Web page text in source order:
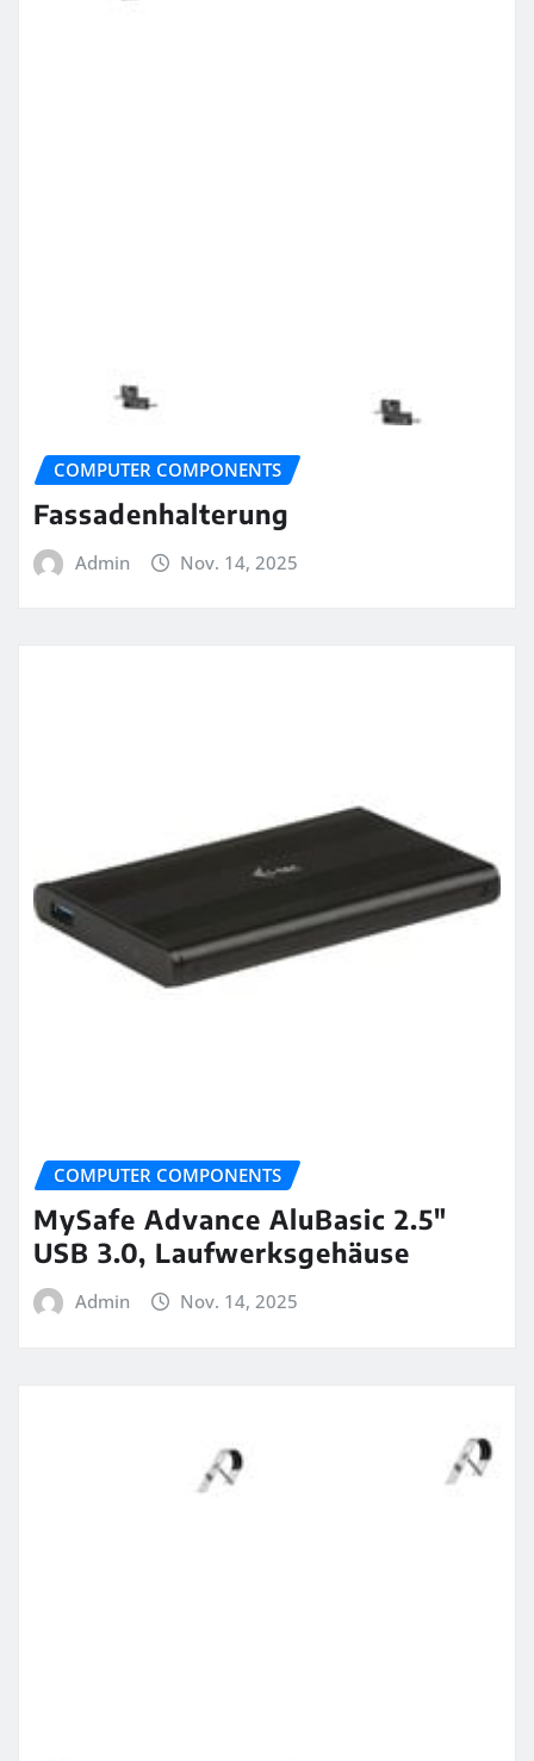
COMPUTER COMPONENTS
Fassadenhalterung
Admin Nov. 14, 2025
COMPUTER COMPONENTS
MySafe Advance AluBasic 2.5″
USB 3.0, Laufwerksgehäuse
Admin Nov. 14, 2025